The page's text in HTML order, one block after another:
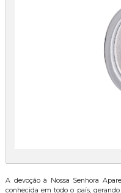
A devoção à Nossa Senhora
conhecida em todo o país,